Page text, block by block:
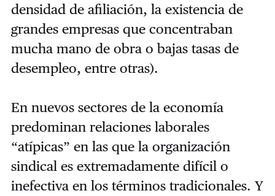
densidad de afiliación, la existencia de
grandes empresas que concentraban
mucha mano de obra o bajas tasas de
desempleo, entre otras).
En nuevos sectores de la economía
predominan relaciones laborales
“atípicas” en las que la organización
sindical es extremadamente difícil o
inefectiva en los términos tradicionales. Y